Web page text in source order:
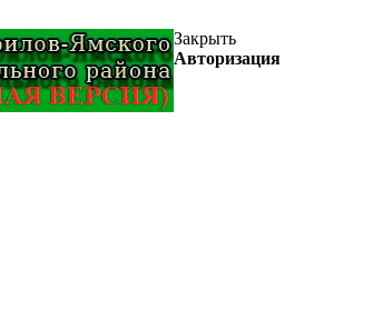
Закрыть
Авторизация